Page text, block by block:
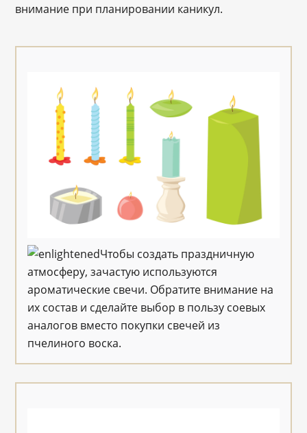
внимание при планировании каникул.
Чтобы создать праздничную
атмосферу, зачастую используются
ароматические свечи. Обратите внимание на
их состав и сделайте выбор в пользу соевых
аналогов вместо покупки свечей из
пчелиного воска.